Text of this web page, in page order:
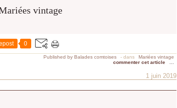
0
Published by Balades comtoises - dans
Mariées vintage
commenter cet article
1 juin 2019